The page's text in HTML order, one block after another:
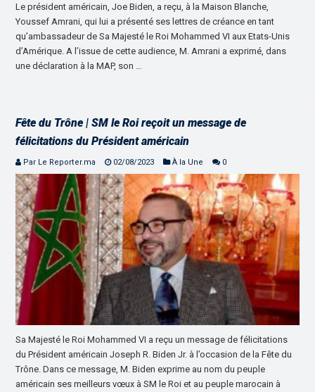
Le président américain, Joe Biden, a reçu, à la Maison Blanche,
Youssef Amrani, qui lui a présenté ses lettres de créance en tant
qu’ambassadeur de Sa Majesté le Roi Mohammed VI aux Etats-Unis
d’Amérique. A l’issue de cette audience, M. Amrani a exprimé, dans
une déclaration à la MAP, son …
Fête du Trône | SM le Roi reçoit un message de
félicitations du Président américain
Par Le Reporter.ma 02/08/2023 À la Une 0
Sa Majesté le Roi Mohammed VI a reçu un message de félicitations
du Président américain Joseph R. Biden Jr. à l’occasion de la Fête du
Trône. Dans ce message, M. Biden exprime au nom du peuple
américain ses meilleurs vœux à SM le Roi et au peuple marocain à